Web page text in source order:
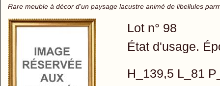
Rare meuble à décor d'un paysage lacustre animé de libellules
Lot n° 98
État d'usage.
H_139,5 L_81